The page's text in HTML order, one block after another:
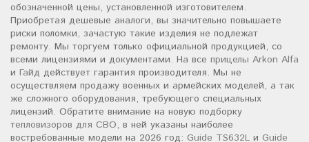
обозначенной цены, установленной изготовителем.
Приобретая дешевые аналоги, вы значительно повышаете
риски поломки, зачастую такие изделия не подлежат
ремонту. Мы торгуем только официальной продукцией, со
всеми лицензиями и документами. На все прицелы Arkon Alfa
и Гайд действует гарантия производителя. Мы не
осуществляем продажу военных и армейских моделей, а так
же сложного оборудования, требующего специальных
лицензий. Обратите внимание на новую подборку
тепловизоров для СВО, в ней указаны наиболее
востребованные модели на 2026 год: Guide TS632L и Guide